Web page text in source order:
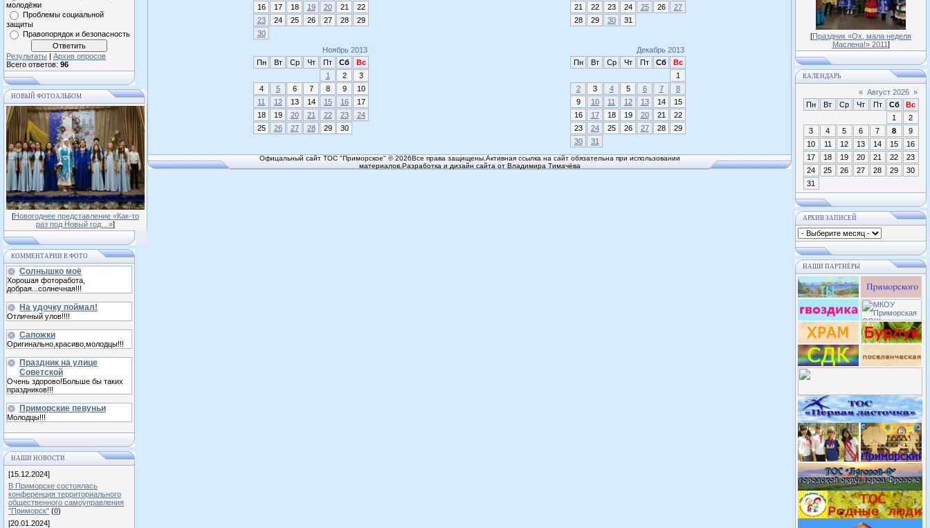
молодёжи
Проблемы социальной
защиты
Правопорядок и безопасность
Результаты | Архив опросов
Всего ответов: 96
НОВЫЙ ФОТОАЛЬБОМ
[Новогоднее представление «Как-то
раз под Новый год…»]
КОММЕНТАРИИ К ФОТО
Солнышко моё
Хорошая фоторабота,
добрая...солнечная!!!
На удочку поймал!
Отличный улов!!!!
Сапожки
Оригинально,красиво,молодцы!!!
Праздник на улице
Советской
Очень здорово!Больше бы таких
праздников!!!
Приморские певуньи
Молодцы!!!
НАШИ НОВОСТИ
[15.12.2024]
В Приморске состоялась
конференция территориального
общественного самоуправления
"Приморск" (0)
[20.01.2024]
16
17 18 19 20 21
22
23
24 25 26 27 28
29
30
21
22 23 24 25 26
27
28
29 30 31
Ноябрь 2013
Пн
Вт Ср Чт Пт Сб
Вс
1
2
3
4
5 6 7 8 9
10
11
12 13 14 15 16
17
18
19 20 21 22 23
24
25
26 27 28 29 30
Декабрь 2013
Пн
Вт Ср Чт Пт Сб
Вс
1
2
3 4 5 6 7
8
9
10 11 12 13 14
15
16
17 18 19 20 21
22
23
24 25 26 27 28
29
30
31
Офицальный сайт ТОС "Приморское" © 2026Все права защищены.Активная ссылка на сайт обязательна при использовании
материалов.Разработка и дизайн сайта от Владимира Тимачёва
[Праздник «Ох, мала неделя
Маслена!» 2011]
КАЛЕНДАРЬ
« Август 2026 »
Пн
Вт Ср Чт Пт Сб
Вс
1
2
3
4 5 6 7 8
9
10
11 12 13 14 15
16
17
18 19 20 21 22
23
24
25 26 27 28 29
30
31
АРХИВ ЗАПИСЕЙ
НАШИ ПАРТНЁРЫ